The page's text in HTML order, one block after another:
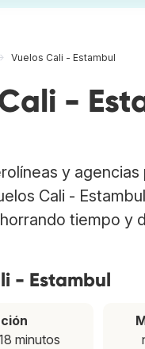
Vuelos Cali - Estambul
-
y
Cali -
tiempo y
- Estambul
minutos